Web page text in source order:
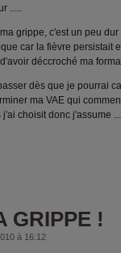
.....
grippe, c'est un peu
car la fièvre persistait
déccroché ma
dès que je pourrai
ma VAE qui
choisit donc j'assume
GRIPPE !
à 16:12